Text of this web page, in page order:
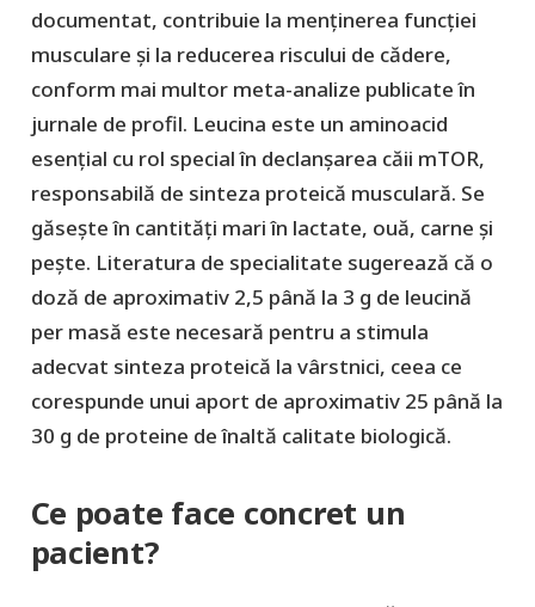
documentat, contribuie la menținerea funcției
musculare și la reducerea riscului de cădere,
conform mai multor meta-analize publicate în
jurnale de profil. Leucina este un aminoacid
esențial cu rol special în declanșarea căii mTOR,
responsabilă de sinteza proteică musculară. Se
găsește în cantități mari în lactate, ouă, carne și
pește. Literatura de specialitate sugerează că o
doză de aproximativ 2,5 până la 3 g de leucină
per masă este necesară pentru a stimula
adecvat sinteza proteică la vârstnici, ceea ce
corespunde unui aport de aproximativ 25 până la
30 g de proteine de înaltă calitate biologică.
Ce poate face concret un
pacient?